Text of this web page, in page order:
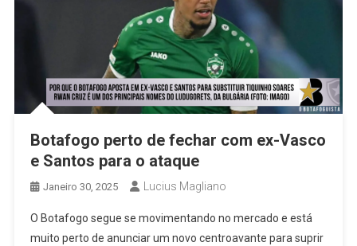
Botafogo perto de fechar com ex-Vasco
e Santos para o ataque
Janeiro 30, 2025 Lucius Magliano
O Botafogo segue se movimentando no mercado e está
muito perto de anunciar um novo centroavante para suprir